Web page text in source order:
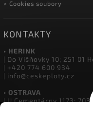
> Cookies soubory
KONTAKTY
• HERINK
| Do Višňovky 10; 251 01
| +420 774 600 934
| info@ceskeploty.cz
• OSTRAVA
| U Cementárny 1173;